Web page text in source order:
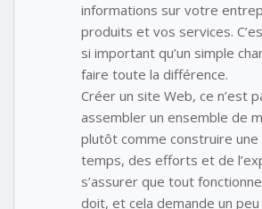
informations sur votre
produits et vos services.
si important qu’un simple
faire toute la différence.
Créer un site Web, ce n’est
assembler un ensemble de
plutôt comme construire une
temps, des efforts et de
s’assurer que tout
doit, et cela demande un